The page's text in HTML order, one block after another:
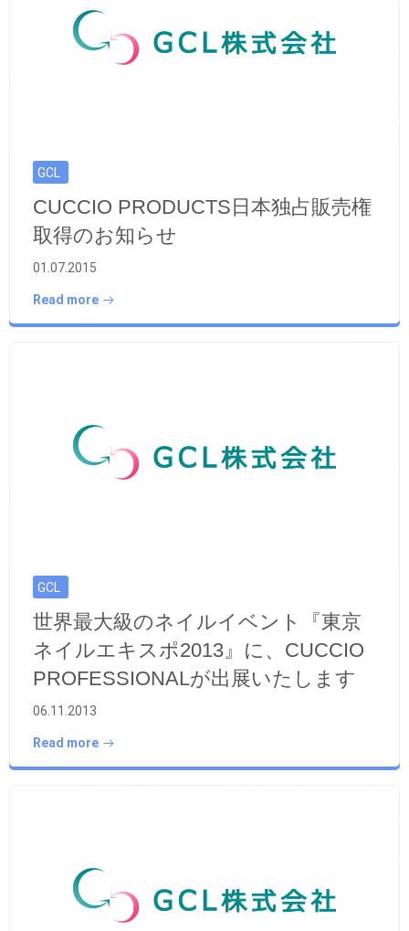
GCL
CUCCIO PRODUCTS日本独占販売権
取得のお知らせ
01.07.2015
Read more
GCL
世界最大級のネイルイベント『東京
ネイルエキスポ2013』に、CUCCIO
PROFESSIONALが出展いたします
06.11.2013
Read more